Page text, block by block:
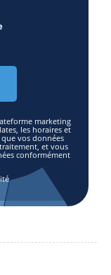
marketing
les horaires et
vos données
et vous
conformément